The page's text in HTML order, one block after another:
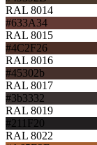
RAL 8014
#633A34
RAL 8015
#4C2F26
RAL 8016
#45302b
RAL 8017
#3b3332
RAL 8019
#211F20
RAL 8022